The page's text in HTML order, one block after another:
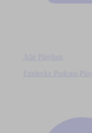
Alle Playlists
Entdecke Podcast-